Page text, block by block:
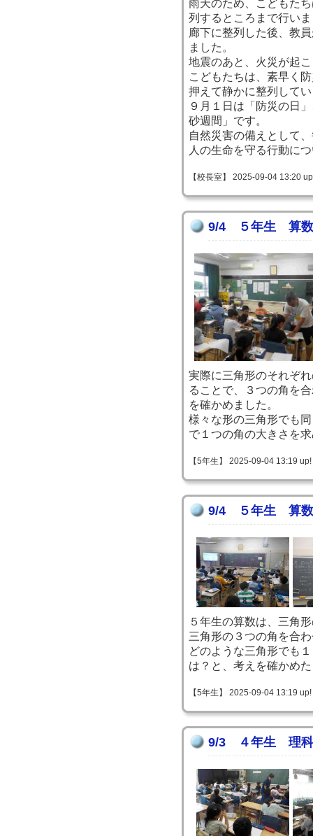
雨天のため、こどもた
列するところまで行い
廊下に整列した後、教
ました。
地震のあと、火災が起
こどもたちは、素早く
押えて静かに整列して
９月１日は「防災の日
砂週間」です。
自然災害の備えとして
人の生命を守る行動に
【校長室】 2025-09-04 13:20
9/4 ５年生 算
実際に三角形のそれぞ
ることで、３つの角を
を確かめました。
様々な形の三角形でも
で１つの角の大きさを
【5年生】 2025-09-04 13:19 up!
9/4 ５年生 算
５年生の算数は、三角
三角形の３つの角を合
どのような三角形でも
は？と、考えを確かめ
【5年生】 2025-09-04 13:19 up!
9/3 ４年生 理